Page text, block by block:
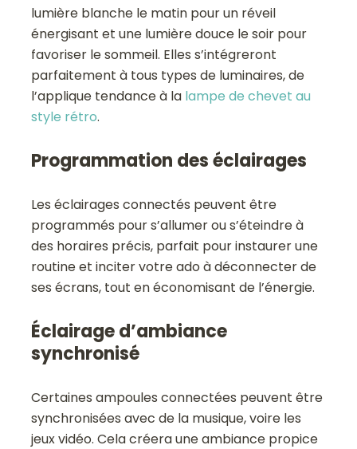
lumière blanche le matin pour un réveil
énergisant et une lumière douce le soir pour
favoriser le sommeil. Elles s’intégreront
parfaitement à tous types de luminaires, de
l’applique tendance à la lampe de chevet au
style rétro.
Programmation des éclairages
Les éclairages connectés peuvent être
programmés pour s’allumer ou s’éteindre à
des horaires précis, parfait pour instaurer une
routine et inciter votre ado à déconnecter de
ses écrans, tout en économisant de l’énergie.
Éclairage d’ambiance
synchronisé
Certaines ampoules connectées peuvent être
synchronisées avec de la musique, voire les
jeux vidéo. Cela créera une ambiance propice